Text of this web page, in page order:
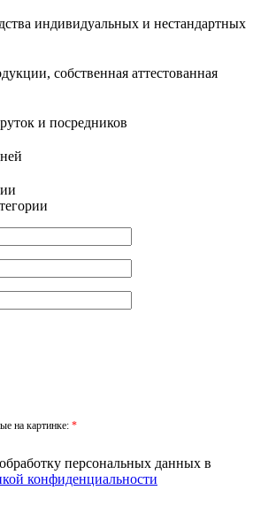
индивидуальных и нестандартных
собственная аттестованная
и посредников
на картинке: *
персональных данных в
конфиденциальности